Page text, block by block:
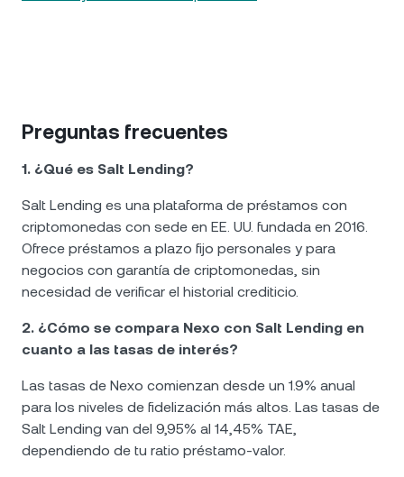
Preguntas frecuentes
1. ¿Qué es Salt Lending?
Salt Lending es una plataforma de préstamos con
criptomonedas con sede en EE. UU. fundada en 2016.
Ofrece préstamos a plazo fijo personales y para
negocios con garantía de criptomonedas, sin
necesidad de verificar el historial crediticio.
2. ¿Cómo se compara Nexo con Salt Lending en
cuanto a las tasas de interés?
Las tasas de Nexo comienzan desde un 1.9% anual
para los niveles de fidelización más altos. Las tasas de
Salt Lending van del 9,95% al 14,45% TAE,
dependiendo de tu ratio préstamo-valor.